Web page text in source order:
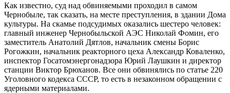
Как известно, суд над обвиняемыми проходил в самом
Чернобыле, так сказать, на месте преступления, в здании Дома
культуры. На скамье подсудимых оказались шестеро человек:
главный инженер Чернобыльской АЭС Николай Фомин, его
заместитель Анатолий Дятлов, начальник смены Борис
Рогожкин, начальник реакторного цеха Александр Коваленко,
инспектор Госатомэнергонадзора Юрий Лаушкин и директор
станции Виктор Брюханов. Все они обвинялись по статье 220
Уголовного кодекса СССР, то есть в незаконном обращении с
ядерными материалами.